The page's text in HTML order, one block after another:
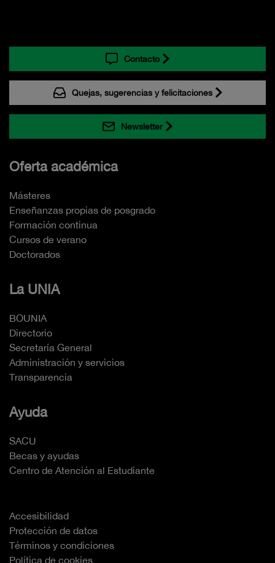
Contacto
Quejas, sugerencias y felicitaciones
Newsletter
Oferta académica
Másteres
Enseñanzas propias de posgrado
Formación continua
Cursos de verano
Doctorados
La UNIA
BOUNIA
Directorio
Secretaría General
Administración y servicios
Transparencia
Ayuda
SACU
Becas y ayudas
Centro de Atención al Estudiante
Accesibilidad
Protección de datos
Términos y condiciones
Política de cookies